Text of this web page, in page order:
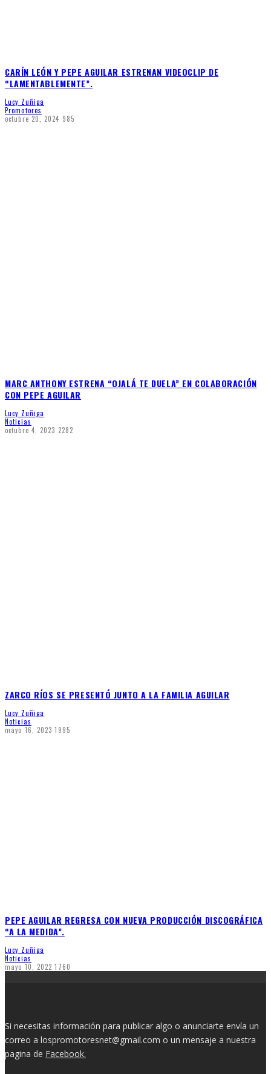
CARÍN LEÓN Y PEPE AGUILAR ESTRENAN VIDEOCLIP DE
“LAMENTABLEMENTE”.
Lucy Zuñiga
Promotores
octubre 20, 2024 985
MARC ANTHONY ESTRENA “OJALÁ TE DUELA” EN COLABORACIÓN
CON PEPE AGUILAR
Lucy Zuñiga
Noticias
octubre 4, 2023 2282
ZARCO RÍOS SE PRESENTÓ JUNTO A LA FAMILIA AGUILAR
Lucy Zuñiga
Noticias
mayo 16, 2023 1995
PEPE AGUILAR REGRESA CON NUEVA PRODUCCIÓN DISCOGRÁFICA
“A LA MEDIDA”.
Lucy Zuñiga
Noticias
mayo 10, 2022 1760
Si necesitas información para publicar algo o anunciarte envía un
correo a lospromotoresnet@gmail.com o un mensaje a nuestra
pagina de Facebook.